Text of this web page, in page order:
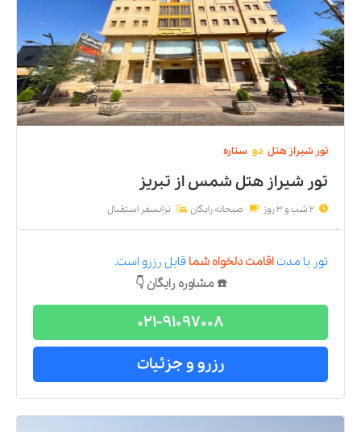
تور شیراز هتل دو ستاره
تور شیراز هتل شمساز تبریز
2 شب و 3 روز صبحانه رایگان ترانسفر استقبال
تور با مدتاقامت دلخواه شما قابل رزرو است.
☎️ مشاوره رایگان 👇
021-91097008
رزرو و جزئیات